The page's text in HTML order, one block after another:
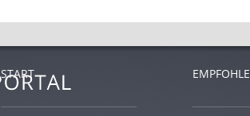
START